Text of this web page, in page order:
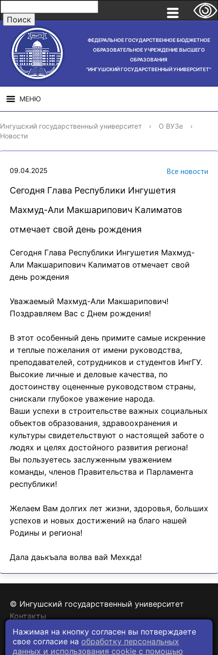
ФЕДЕРАЛЬНОЕ ГОСУДАРСТВЕННОЕ БЮДЖЕТНОЕ
ОБРАЗОВАТЕЛЬНОЕ УЧРЕЖДЕНИЕ ВЫСШЕГО
ОБРАЗОВАНИЯ
"ИНГУШСКИЙ ГОСУДАРСТВЕННЫЙ УНИВЕРСИТЕТ"
МЕНЮ
СВЕДЕНИЯ ОБ
ОБРАЗОВАТЕЛЬНОЙ
НАУЧНАЯ
ДЕЯТЕЛЬНОСТЬ
Ингушский государственный университет › О ВУЗе
›
Новости
09.04.2025 Все новости
Сегодня Глава Республики Ингушетия
Махмуд-Али Макшарипович Калиматов
отмечает свой день рождения
Сегодня Глава Республики Ингушетия Махмуд-
Али Макшарипович Калиматов отмечает свой
день рождения
Уважаемый Махмуд-Али Макшарипович!
Поздравляем Вас с Днем рождения!
В этот особенный день примите самые искренние
и теплые пожелания от имени руководства,
преподавателей, сотрудников и студентов ИнгГУ.
Высокие личные и деловые качества, по
достоинству оцененные руководством страны,
снискали глубокое уважение народа.
Ваши успехи в строительстве важных социальных
объектов образования, здравоохранения и
культуры свидетельствуют о настоящей заботе о
людях и целях достойного развития региона!
Вы пользуетесь заслуженным уважением
команды, членов Правительства и Парламента
республики!
Желаем Вам долгих лет жизни, здоровья, больших
успехов и новых достижений на благо нашей
Родины и региона!
Дала даькъала волва вай Мехкда!
© Ингушский государственный университет
Контакты
Политика конфиденциальности
Нажимая на кнопку согласен вы потверждаете
свое согласие на обработку персональных
данных и использования cookie c помощью